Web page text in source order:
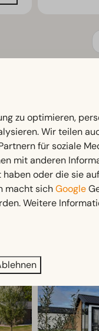
zu optimieren,
Wir teilen
für soziale
mit anderen
oder die sie
macht sichGoogle
Weitere